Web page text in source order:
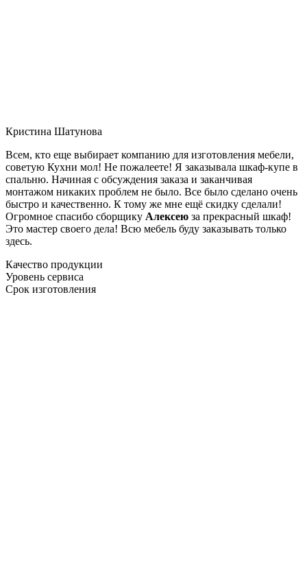
Кристина Шатунова
Всем, кто еще выбирает компанию для изготовления мебели,
советую Кухни мол! Не пожалеете! Я заказывала шкаф-купе в
спальню. Начиная с обсуждения заказа и заканчивая
монтажом никаких проблем не было. Все было сделано очень
быстро и качественно. К тому же мне ещё скидку сделали!
Огромное спасибо сборщику Алексею за прекрасный шкаф!
Это мастер своего дела! Всю мебель буду заказывать только
здесь.
Качество продукции
Уровень сервиса
Срок изготовления